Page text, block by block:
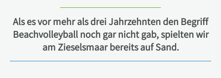
Als es vor mehr als drei Jahrzehnten den Begriff
Beachvolleyball noch gar nicht gab, spielten wir
am Zieselsmaar bereits auf Sand.